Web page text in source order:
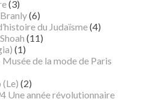
(3)
(6)
du Judaïsme(4)
(11)
(1)
de la mode de Paris
(Le) (2)
Une année révolutionnaire